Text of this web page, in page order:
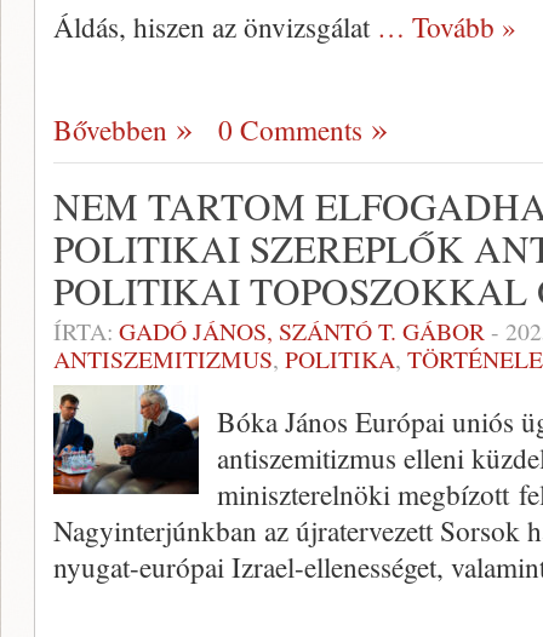
Áldás, hiszen az önvizsgálat … Tovább »
Bővebben 0 Comments
NEM TARTOM
POLITIKAI SZEREPLŐK
POLITIKAI TOPOSZOKKAL
ÍRTA: GADÓ JÁNOS, SZÁNTÓ T. GÁBOR-
ANTISZEMITIZMUS, POLITIKA,
Bóka János Európai uniós
antiszemitizmus elleni
miniszterelnöki megbízott
Nagyinterjúnkban az újratervezett Sorsok
nyugat-európai Izrael-ellenességet,